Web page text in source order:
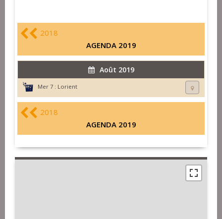
2018
AGENDA 2019
Août 2019
Mer 7 : Lorient
2018
AGENDA 2019